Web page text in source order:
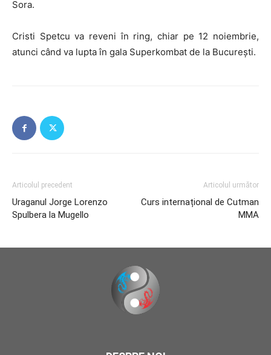
Sora.
Cristi Spetcu va reveni în ring, chiar pe 12 noiembrie,
atunci când va lupta în gala Superkombat de la București.
Articolul precedent
Uraganul Jorge Lorenzo
Spulbera la Mugello
Articolul următor
Curs internațional de Cutman
MMA